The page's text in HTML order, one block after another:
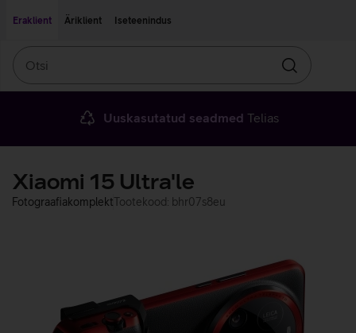
Eraklient
Äriklient Iseteenindus
Otsin
Uuskasutatud seadmed Telias
Xiaomi 15 Ultra'le
FotograafiakomplektTootekood: bhr07s8eu